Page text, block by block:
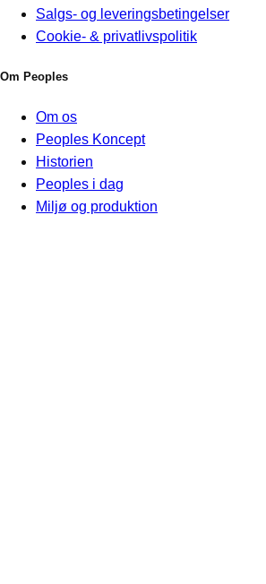
Salgs- og leveringsbetingelser
Cookie- & privatlivspolitik
Om Peoples
Om os
Peoples Koncept
Historien
Peoples i dag
Miljø og produktion